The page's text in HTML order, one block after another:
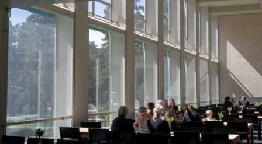
动，要求恢复保洁员工的职位。AICWU表示，截至
7月21日，请愿书已获得超过1900个签名。芝加哥
艺术学院一位发言人在接受《芝加哥太阳时报》采
访时表示：“芝加哥艺术学院高度重视每一位员工，
我们也非常感谢保洁团队每天付出的重要工作。我
们决定将保洁服务转为外包模式，是为了更好地支
持博物馆的日常运营；同时，我们优先选择了承诺
向现有保洁员工提供就业机会的合作伙伴。”